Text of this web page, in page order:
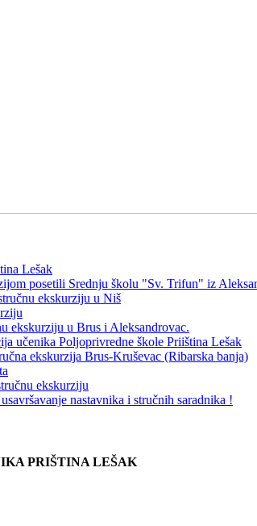
Lešak
posetili Srednju školu "Sv. Trifun" iz
ekskurziju u Niš
ekskurziju u Brus i Aleksandrovac.
učenika Poljoprivredne škole Priiština Lešak
ekskurzija Brus-Kruševac (Ribarska banja)
ekskurziju
nastavnika i stručnih saradnika !
PRIŠTINA LEŠAK